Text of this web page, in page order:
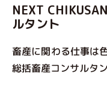
NEXT
ルタント
畜産に関わる仕事は
総括畜産コンサルタ